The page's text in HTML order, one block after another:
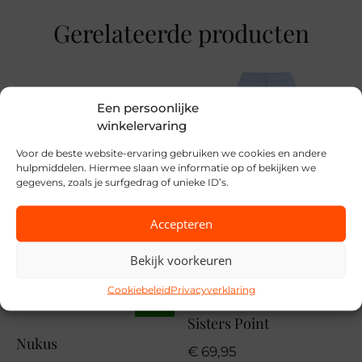
Een persoonlijke
winkelervaring
Voor de beste website-ervaring gebruiken we cookies en andere
hulpmiddelen. Hiermee slaan we informatie op of bekijken we
gegevens, zoals je surfgedrag of unieke ID’s.
Accepteren
Bekijk voorkeuren
CookiebeleidPrivacyverklaring
MPN
216 Astra BluL30
Gerelateerde producten
Nukus
Sisters Point
€ 69,95